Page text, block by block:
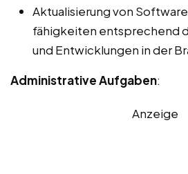
Aktualisierung von
fähigkeiten entsprechend
und Entwicklungen in der
Administrative Aufgaben:
Anzeige